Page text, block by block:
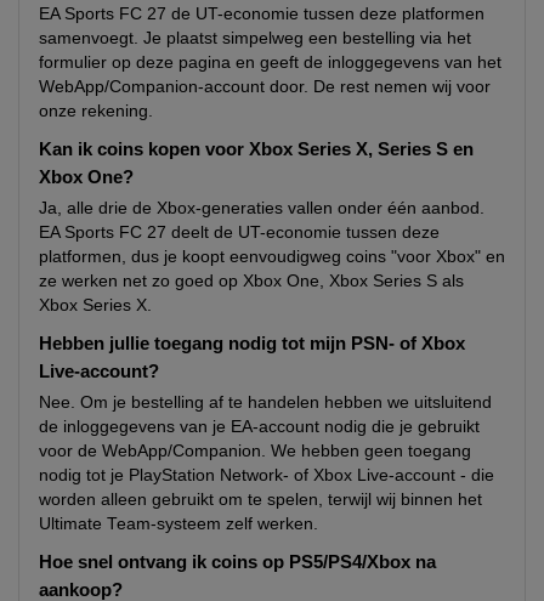
EA Sports FC 27 de UT-economie tussen deze platformen
samenvoegt. Je plaatst simpelweg een bestelling via het
formulier op deze pagina en geeft de inloggegevens van het
WebApp/Companion-account door. De rest nemen wij voor
onze rekening.
Kan ik coins kopen voor Xbox Series X, Series S en
Xbox One?
Ja, alle drie de Xbox-generaties vallen onder één aanbod.
EA Sports FC 27 deelt de UT-economie tussen deze
platformen, dus je koopt eenvoudigweg coins "voor Xbox" en
ze werken net zo goed op Xbox One, Xbox Series S als
Xbox Series X.
Hebben jullie toegang nodig tot mijn PSN- of Xbox
Live-account?
Nee. Om je bestelling af te handelen hebben we uitsluitend
de inloggegevens van je EA-account nodig die je gebruikt
voor de WebApp/Companion. We hebben geen toegang
nodig tot je PlayStation Network- of Xbox Live-account - die
worden alleen gebruikt om te spelen, terwijl wij binnen het
Ultimate Team-systeem zelf werken.
Hoe snel ontvang ik coins op PS5/PS4/Xbox na
aankoop?